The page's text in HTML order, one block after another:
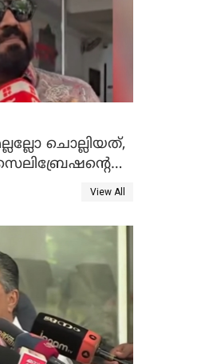
ചൊല്ലിയത്,
VIDEOView All